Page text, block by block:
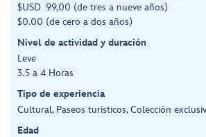
$USD 99,00 (de tres a nueve años)
$0.00 (de cero a dos años)
Nivel de actividad y duración
Leve
3.5 a 4 Horas
Tipo de experiencia
Cultural, Paseos turísticos, Colección
Edad